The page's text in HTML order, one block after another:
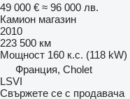
49 000 € ≈ 96 000 лв.
Камион магазин
2010
223 500 км
Мощност 160 к.с. (118 kW)
Франция, Cholet
LSVI
Свържете се с продавача